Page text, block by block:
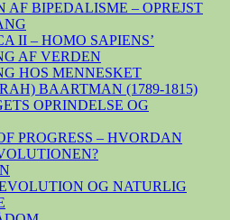
AF BIPEDALISME – OPREJST
II – HOMO SAPIENS’
AF VERDEN
HOS MENNESKET
BAARTMAN (1789-1815)
OPRINDELSE OG
PROGRESS – HVORDAN
OG NATURLIG